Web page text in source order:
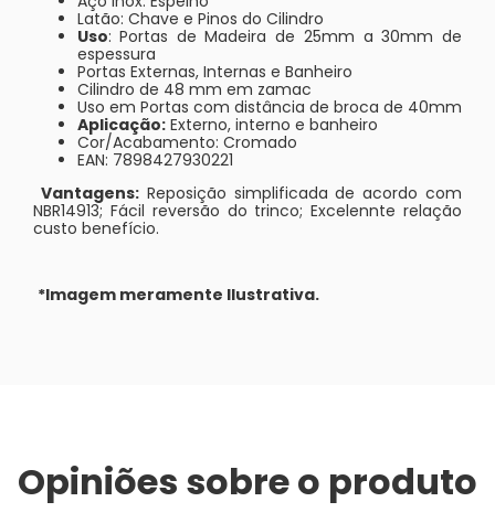
Latão: Chave e Pinos do Cilindro
Uso: Portas de Madeira de 25mm a 30mm de
espessura
Portas Externas, Internas e Banheiro
Cilindro de 48 mm em zamac
Uso em Portas com distância de broca de 40mm
Aplicação: Externo, interno e banheiro
Cor/Acabamento: Cromado
EAN: 7898427930221
Vantagens:Reposição simplificada de acordo com
NBR14913; Fácil reversão do trinco; Excelennte relação
custo benefício.
*Imagem meramente Ilustrativa.
Opiniões sobre o produto